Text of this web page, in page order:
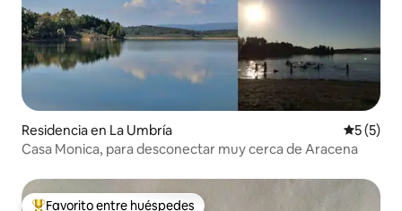
Residencia en La Umbría
5 (5)
Casa Monica, para desconectar muy cerca de Aracena
Favorito entre huéspedes